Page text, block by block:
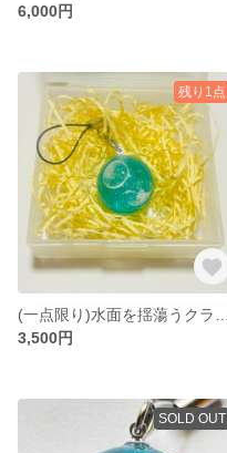
6,000円
残り1点
3,500円
SOLD OUT